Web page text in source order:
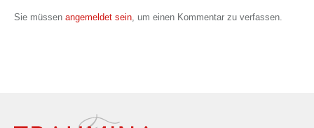
Sie müssen angemeldet sein, um einen Kommentar zu verfassen.